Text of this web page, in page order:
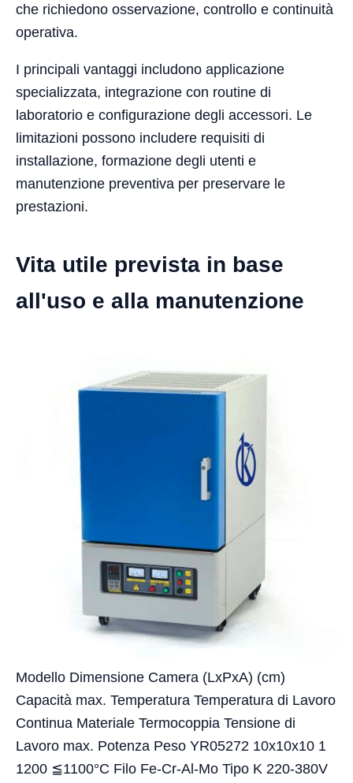
che richiedono osservazione, controllo e continuità
operativa.
I principali vantaggi includono applicazione
specializzata, integrazione con routine di
laboratorio e configurazione degli accessori. Le
limitazioni possono includere requisiti di
installazione, formazione degli utenti e
manutenzione preventiva per preservare le
prestazioni.
Vita utile prevista in base
all'uso e alla manutenzione
Modello Dimensione Camera (LxPxA) (cm)
Capacità max. Temperatura Temperatura di Lavoro
Continua Materiale Termocoppia Tensione di
Lavoro max. Potenza Peso YR05272 10x10x10 1
1200 ≦1100°C Filo Fe-Cr-Al-Mo Tipo K 220-380V